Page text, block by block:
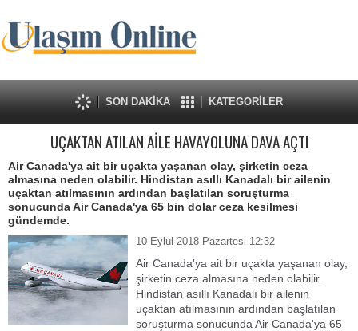
SON DAKİKA KATEGORİLER
UÇAKTAN ATILAN AİLE HAVAYOLUNA DAVA AÇTI
Air Canada'ya ait bir uçakta yaşanan olay, şirketin ceza
almasına neden olabilir. Hindistan asıllı Kanadalı bir ailenin
uçaktan atılmasının ardından başlatılan soruşturma
sonucunda Air Canada'ya 65 bin dolar ceza kesilmesi
gündemde.
10 Eylül 2018 Pazartesi 12:32
Air Canada'ya ait bir uçakta yaşanan olay,
şirketin ceza almasına neden olabilir.
Hindistan asıllı Kanadalı bir ailenin
uçaktan atılmasının ardından başlatılan
soruşturma sonucunda Air Canada'ya 65